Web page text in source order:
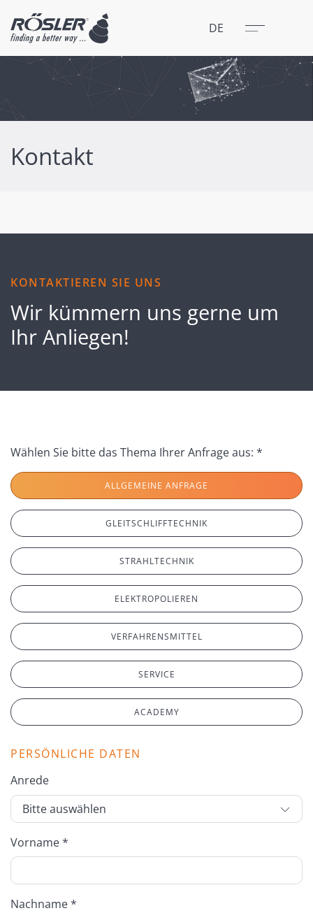
DE Menü
Schließen
Kontakt
KONTAKTIEREN SIE UNS
Wir kümmern uns gerne um
Ihr Anliegen!
Wählen Sie bitte das Thema Ihrer Anfrage aus: *
ALLGEMEINE ANFRAGE
GLEITSCHLIFFTECHNIK
STRAHLTECHNIK
ELEKTROPOLIEREN
VERFAHRENSMITTEL
SERVICE
ACADEMY
PERSÖNLICHE DATEN
Anrede
Vorname *
Nachname *